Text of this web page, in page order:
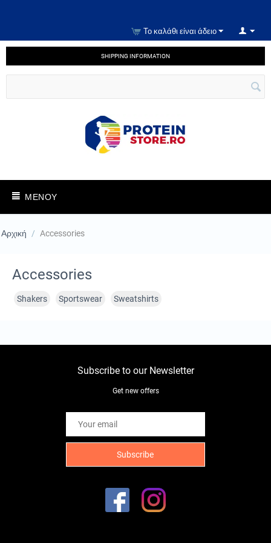
Το καλάθι είναι άδειο
SHIPPING INFORMATION
ΜΕΝΟΎ
Αρχική / Accessories
Accessories
Shakers Sportswear Sweatshirts
Subscribe to our Newsletter
Get new offers